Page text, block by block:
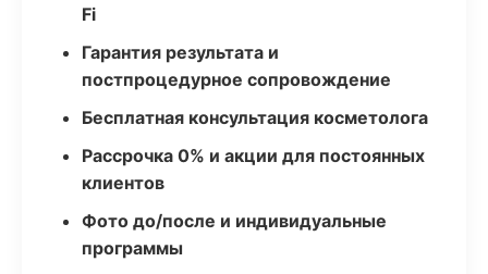
Fi
Гарантия результата и
постпроцедурное сопровождение
Бесплатная консультация косметолога
Рассрочка 0% и акции для постоянных
клиентов
Фото до/после и индивидуальные
программы